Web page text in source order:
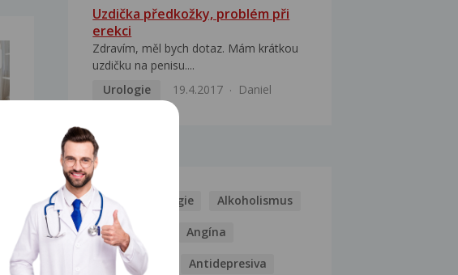
Uzdička předkožky, problém při
erekci
Zdravím, měl bych dotaz. Mám krátkou
uzdičku na penisu....
Urologie
19.4.2017 Daniel
NEMOCI
Kašel Alergie Alkoholismus
Analgetika Angína
Antibiotika Antidepresiva